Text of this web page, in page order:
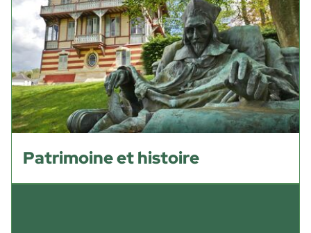
Patrimoine et histoire